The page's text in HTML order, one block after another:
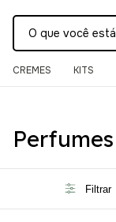
CREMES KITS
Perfumes
Filtrar